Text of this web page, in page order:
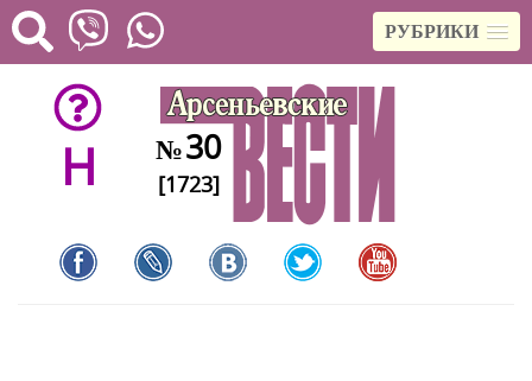
РУБРИКИ
H №30
[1723]